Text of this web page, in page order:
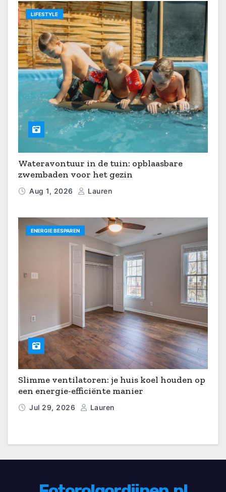
LIFESTYLE
Wateravontuur in de tuin: opblaasbare
zwembaden voor het gezin
Aug 1, 2026 Lauren
ENERGIE BESPAREN
Slimme ventilatoren: je huis koel houden op
een energie-efficiënte manier
Jul 29, 2026 Lauren